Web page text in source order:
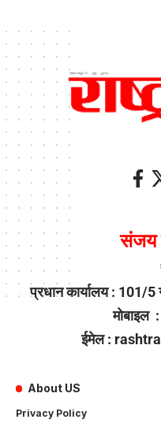
संजय
प्रधान कार्यालय : 101/
मोबाइल
ईमेल :
About US
Privacy Policy